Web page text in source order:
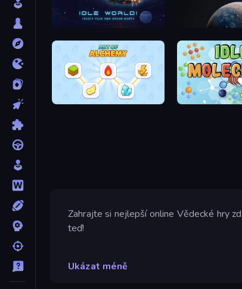
Solar System
IDLE Molecules
Zahrajte si nejlepší online Vědecké hry
teď!
Ukázat méně